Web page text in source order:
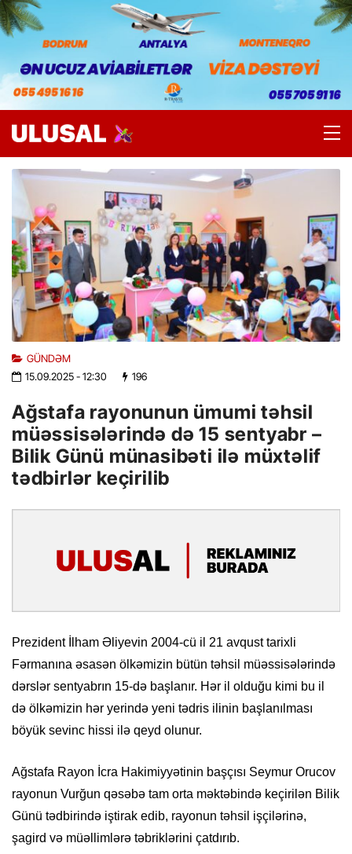
GÜNDƏM
15.09.2025- 12:30 196
Ağstafa rayonunun ümumi təhsil
müəssisələrində də 15 sentyabr –
Bilik Günü münasibəti ilə müxtəlif
tədbirlər keçirilib
Prezident İlham Əliyevin 2004-cü il 21 avqust tarixli
Fərmanına əsasən ölkəmizin bütün təhsil müəssisələrində
dərslər sentyabrın 15-də başlanır. Hər il olduğu kimi bu il
də ölkəmizin hər yerində yeni tədris ilinin başlanılması
böyük sevinc hissi ilə qeyd olunur.
Ağstafa Rayon İcra Hakimiyyətinin başçısı Seymur Orucov
rayonun Vurğun qəsəbə tam orta məktəbində keçirilən Bilik
Günü tədbirində iştirak edib, rayonun təhsil işçilərinə,
şagird və müəllimlərə təbriklərini çatdırıb.